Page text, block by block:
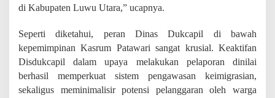
di Kabupaten Luwu Utara,” ucapnya.
Seperti diketahui, peran Dinas Dukcapil di bawah
kepemimpinan Kasrum Patawari sangat krusial. Keaktifan
Disdukcapil dalam upaya melakukan pelaporan dinilai
berhasil memperkuat sistem pengawasan keimigrasian,
sekaligus meminimalisir potensi pelanggaran oleh warga